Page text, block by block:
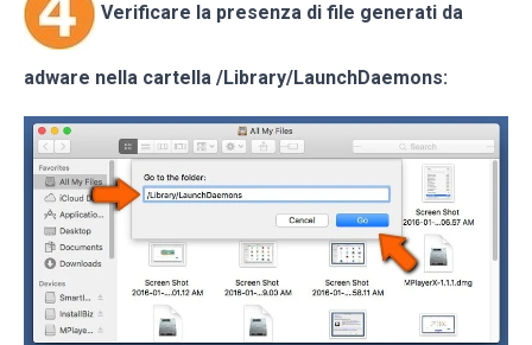
Verificare la presenza di file generati da
adware nella cartella /Library/LaunchDaemons: